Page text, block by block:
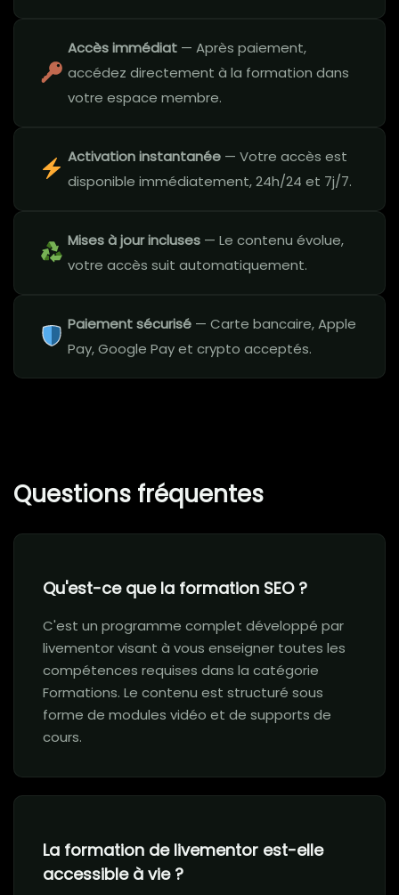
Accès immédiat — Après paiement,
accédez directement à la formation dans
votre espace membre.
Activation instantanée — Votre accès est
disponible immédiatement, 24h/24 et 7j/7.
Mises à jour incluses — Le contenu évolue,
votre accès suit automatiquement.
Paiement sécurisé — Carte bancaire, Apple
Pay, Google Pay et crypto acceptés.
Questions fréquentes
Qu'est-ce que la formation SEO ?
C'est un programme complet développé par
livementor visant à vous enseigner toutes les
compétences requises dans la catégorie
Formations. Le contenu est structuré sous
forme de modules vidéo et de supports de
cours.
La formation de livementor est-elle
accessible à vie ?